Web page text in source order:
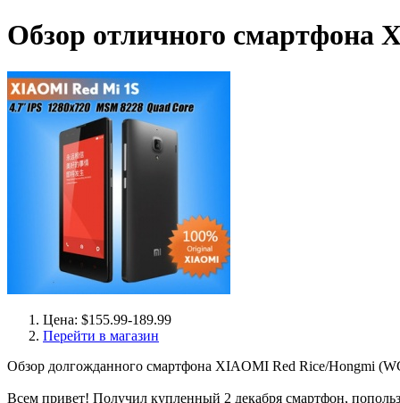
Обзор отличного смартфона
Цена: $155.99-189.99
Перейти в магазин
Обзор долгожданного смартфона XIAOMI Red Rice/Hongmi
Всем привет! Получил купленный 2 декабря смартфон,